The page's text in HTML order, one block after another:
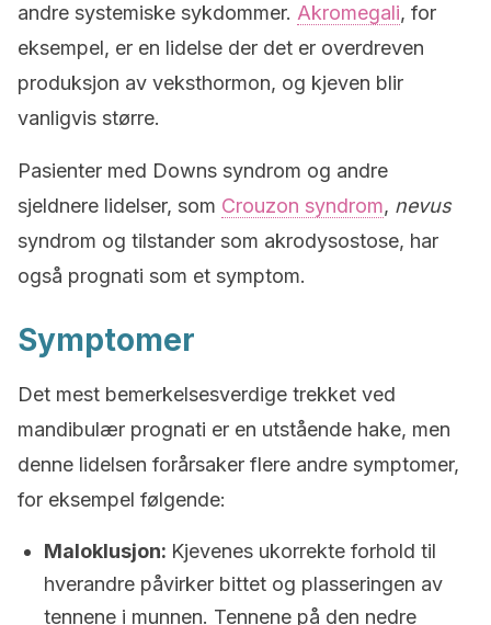
andre systemiske sykdommer. Akromegali, for
eksempel, er en lidelse der det er overdreven
produksjon av veksthormon, og kjeven blir
vanligvis større.
Pasienter med Downs syndrom og andre
sjeldnere lidelser, som Crouzon syndrom, nevus
syndrom og tilstander som akrodysostose, har
også prognati som et symptom.
Symptomer
Det mest bemerkelsesverdige trekket ved
mandibulær prognati er en utstående hake, men
denne lidelsen forårsaker flere andre symptomer,
for eksempel følgende:
Maloklusjon: Kjevenes ukorrekte forhold til
hverandre påvirker bittet og plasseringen av
tennene i munnen. Tennene på den nedre